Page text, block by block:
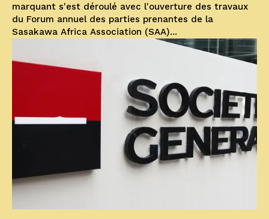
marquant s'est déroulé avec l'ouverture des travaux
du Forum annuel des parties prenantes de la
Sasakawa Africa Association (SAA)...